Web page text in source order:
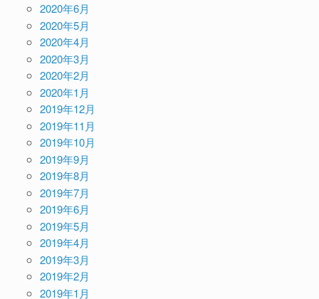
2020年6月
2020年5月
2020年4月
2020年3月
2020年2月
2020年1月
2019年12月
2019年11月
2019年10月
2019年9月
2019年8月
2019年7月
2019年6月
2019年5月
2019年4月
2019年3月
2019年2月
2019年1月